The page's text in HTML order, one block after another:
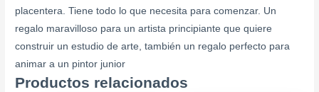
placentera. Tiene todo lo que necesita para comenzar. Un
regalo maravilloso para un artista principiante que quiere
construir un estudio de arte, también un regalo perfecto para
animar a un pintor junior
Productos relacionados